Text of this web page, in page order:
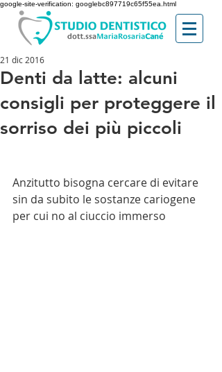
google-site-verification: googlebc897719c65f55ea.html
Denti da latte: alcuni
consigli per proteggere il
sorriso dei più piccoli
21 dic 2016
Anzitutto bisogna cercare di evitare
sin da subito le sostanze cariogene
per cui no al ciuccio immerso